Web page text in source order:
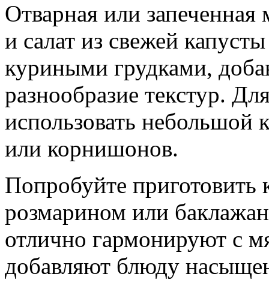
Отварная или
и салат из свежей
куриными грудками,
разнообразие текстур.
использовать небольшой
или корнишонов.
Попробуйте приготовить
розмарином или
отлично гармонируют с
добавляют блюду